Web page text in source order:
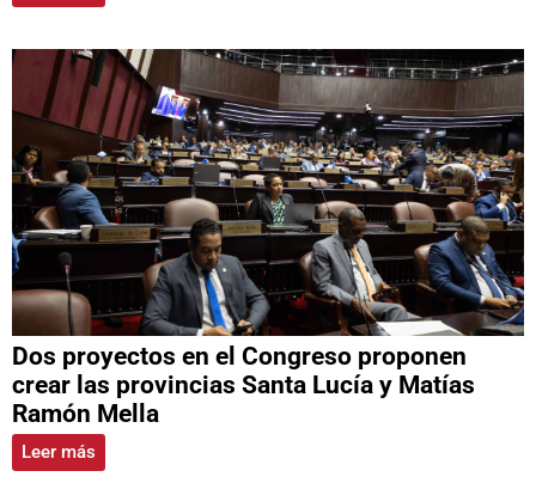
Dos proyectos en el Congreso proponen
crear las provincias Santa Lucía y Matías
Ramón Mella
Leer más